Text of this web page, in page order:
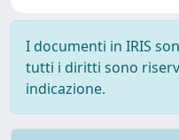
I documenti in IRIS
tutti i diritti sono
indicazione.